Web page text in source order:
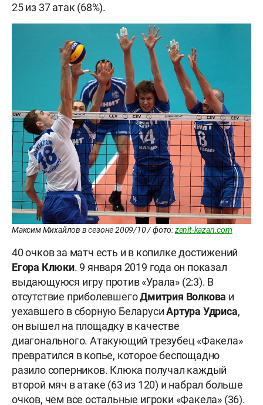
25 из 37 атак (68%).
Максим Михайлов в сезоне 2009/10 / фото:zenit-kazan.com
40 очков за матч есть и в копилке достижений
Егора Клюки. 9 января 2019 года он показал
выдающуюся игру против «Урала» (2:3). В
отсутствие приболевшегоДмитрия Волкова и
уехавшего в сборную БеларусиАртура Удриса,
он вышел на площадку в качестве
диагонального. Атакующий трезубец «Факела»
превратился в копье, которое беспощадно
разило соперников. Клюка получал каждый
второй мяч в атаке (63 из 120) и набрал больше
очков, чем все остальные игроки «Факела» (36).